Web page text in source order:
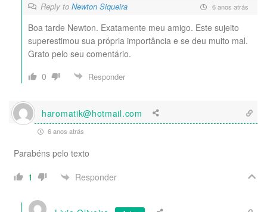
Reply to Newton Siqueira 6 anos atrás
Boa tarde Newton. Exatamente meu amigo. Este sujeito
superestimou sua própria importância e se deu muito mal.
Grato pelo seu comentário.
0
Responder
haromatik@hotmail.com
6 anos atrás
Parabéns pelo texto
1
Responder